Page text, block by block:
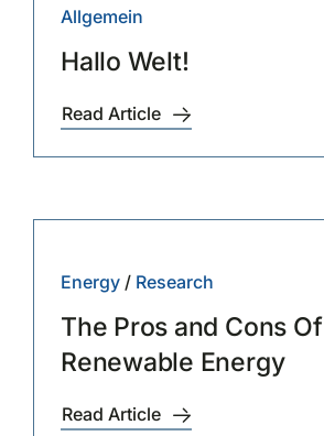
Allgemein
Hallo Welt!
Read Article
Energy/ Research
The Pros and Cons Of
Renewable Energy
Read Article